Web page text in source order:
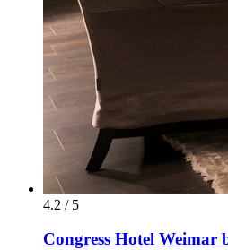
4.2 / 5
Congress Hotel Weimar